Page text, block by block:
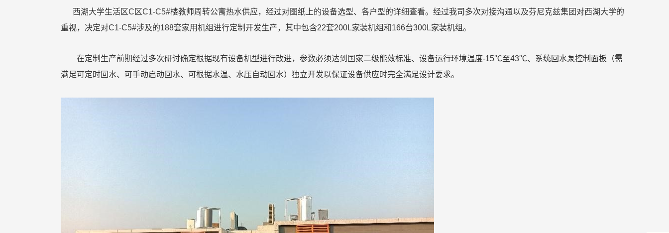
西湖大学生活区C 区C1-C5#楼教师周转公寓热水供应，经过对图纸上的设备选型、各户型的详细查看。经过我司多次对接沟通以及芬尼克兹集团对西湖大学的
重视，决定对C1-C5#涉及的188套家用机组进行定制开发生产，其中包含22套200L家装机组和166台300L家装机组。
在定制生产前期经过多次研讨确定根据现有设备机型进行改进，参数必须达到国家二级能效标准、设备运行环境温度-15℃至43℃、系统回水泵控制面板（需
满足可定时回水、可手动启动回水、可根据水温、水压自动回水）独立开发以保证设备供应时完全满足设计要求。